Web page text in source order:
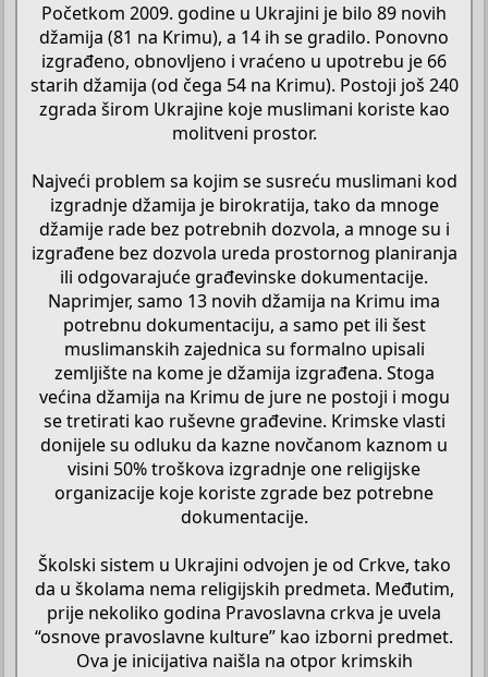
Početkom 2009. godine u Ukrajini je bilo 89 novih
džamija (81 na Krimu), a 14 ih se gradilo. Ponovno
izgrađeno, obnovljeno i vraćeno u upotrebu je 66
starih džamija (od čega 54 na Krimu). Postoji još 240
zgrada širom Ukrajine koje muslimani koriste kao
molitveni prostor.
Najveći problem sa kojim se susreću muslimani kod
izgradnje džamija je birokratija, tako da mnoge
džamije rade bez potrebnih dozvola, a mnoge su i
izgrađene bez dozvola ureda prostornog planiranja
ili odgovarajuće građevinske dokumentacije.
Naprimjer, samo 13 novih džamija na Krimu ima
potrebnu dokumentaciju, a samo pet ili šest
muslimanskih zajednica su formalno upisali
zemljište na kome je džamija izgrađena. Stoga
većina džamija na Krimu de jure ne postoji i mogu
se tretirati kao ruševne građevine. Krimske vlasti
donijele su odluku da kazne novčanom kaznom u
visini 50% troškova izgradnje one religijske
organizacije koje koriste zgrade bez potrebne
dokumentacije.
Školski sistem u Ukrajini odvojen je od Crkve, tako
da u školama nema religijskih predmeta. Međutim,
prije nekoliko godina Pravoslavna crkva je uvela
“osnove pravoslavne kulture” kao izborni predmet.
Ova je inicijativa naišla na otpor krimskih